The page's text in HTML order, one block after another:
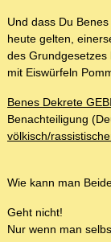
Und dass Du
heute gelten,
des Grundgesetzes
mit Eiswürfeln
Benes Dekrete
Benachteiligung
völkisch/
Wie kann man
Geht nicht!
Nur wenn man